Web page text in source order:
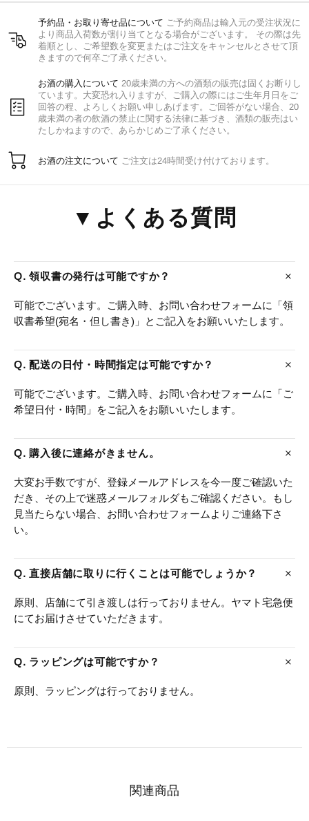
予約品・お取り寄せ品について ご予約商品は輸入元の受注状況に
より商品入荷数が割り当てとなる場合がございます。 その際は先
着順とし、ご希望数を変更またはご注文をキャンセルとさせて頂
きますので何卒ご了承ください。
お酒の購入について 20歳未満の方への酒類の販売は固くお断りし
ています。大変恐れ入りますが、ご購入の際にはご生年月日をご
回答の程、よろしくお願い申しあげます。ご回答がない場合、20
歳未満の者の飲酒の禁止に関する法律に基づき、酒類の販売はい
たしかねますので、あらかじめご了承ください。
お酒の注文について ご注文は24時間受け付けております。
▼よくある質問
Q. 領収書の発行は可能ですか？
可能でございます。ご購入時、お問い合わせフォームに「領
収書希望(宛名・但し書き)」とご記入をお願いいたします。
Q. 配送の日付・時間指定は可能ですか？
可能でございます。ご購入時、お問い合わせフォームに「ご
希望日付・時間」をご記入をお願いいたします。
Q. 購入後に連絡がきません。
大変お手数ですが、登録メールアドレスを今一度ご確認いた
だき、その上で迷惑メールフォルダもご確認ください。もし
見当たらない場合、お問い合わせフォームよりご連絡下さ
い。
Q. 直接店舗に取りに行くことは可能でしょうか？
原則、店舗にて引き渡しは行っておりません。ヤマト宅急便
にてお届けさせていただきます。
Q. ラッピングは可能ですか？
原則、ラッピングは行っておりません。
関連商品